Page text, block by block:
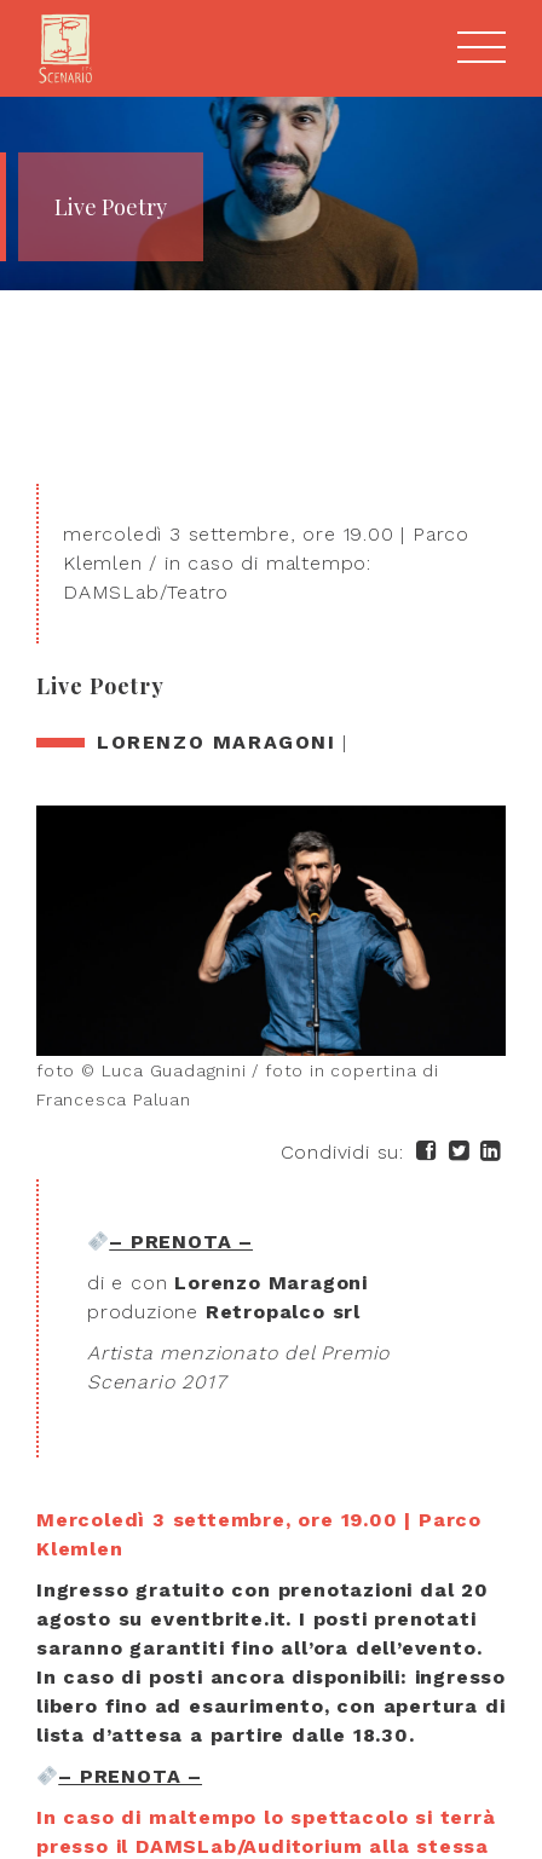
Live Poetry
mercoledì 3 settembre, ore 19.00 | Parco
Klemlen / in caso di maltempo:
DAMSLab/Teatro
Live Poetry
LORENZO MARAGONI |
foto © Luca Guadagnini / foto in copertina di
Francesca Paluan
Condividi su:
– PRENOTA –
di e con Lorenzo Maragoni
produzione Retropalco srl
Artista menzionato del Premio
Scenario 2017
Mercoledì 3 settembre, ore 19.00 | Parco
Klemlen
Ingresso gratuito con prenotazioni dal 20
agosto su eventbrite.it. I posti prenotati
saranno garantiti fino all’ora dell’evento.
In caso di posti ancora disponibili: ingresso
libero fino ad esaurimento, con apertura di
lista d’attesa a partire dalle 18.30.
– PRENOTA –
In caso di maltempo lo spettacolo si terrà
presso il DAMSLab/Auditorium alla stessa